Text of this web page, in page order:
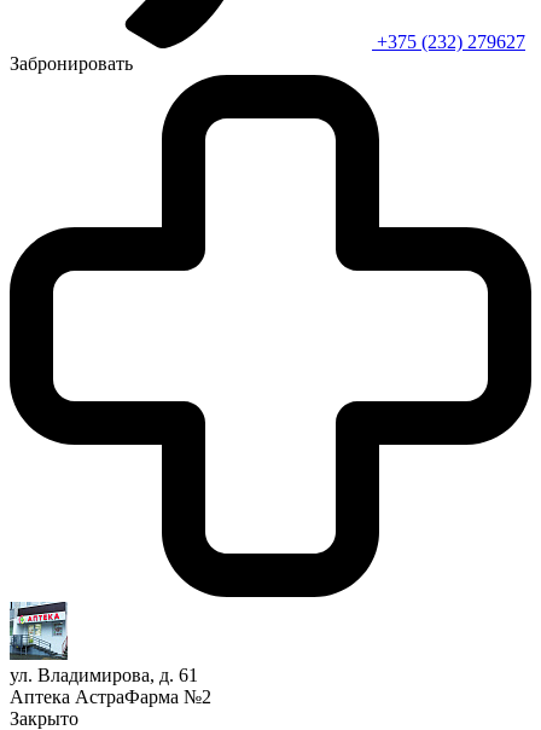
+375 (232) 279627
Забронировать
ул. Владимирова, д. 61
Аптека АстраФарма №2
Закрыто